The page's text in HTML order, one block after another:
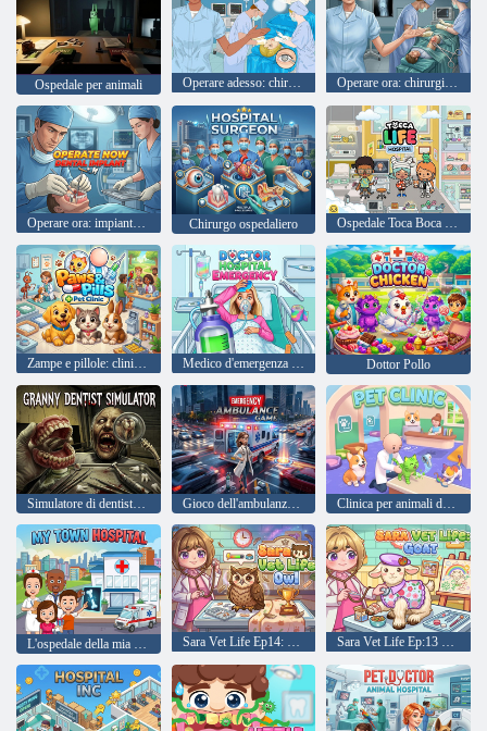
Ospedale per animali Operare adesso: chirurgia oculare Operare ora: chirurgia del ginocchio
Operare ora: impianto dentale Chirurgo ospedaliero Ospedale Toca Boca Life
Zampe e pillole: clinica per animali domestici Medico d'emergenza ospedaliera Dottor Pollo
Gioco dell'ambulanza di emergenza
Sara Vet Life Ep14: Gufo Sara Vet Life Ep:13 Capra